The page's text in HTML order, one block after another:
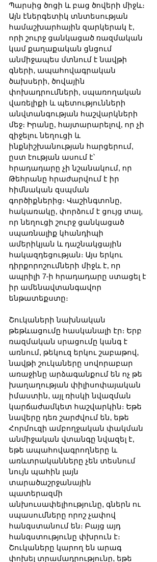
Պարսից ծոցի և բաց ծովերի միջև։
Այն էներգետիկ տնտեսության
համաշխարհային զարկերակ է,
որի շուրջ ցանկացած ռազմական
կամ քաղաքական ցնցում
անմիջապես մտնում է նավթի
գների, ապահովագրական
ծախսերի, ծովային
փոխադրումների, սպառողական
վառելիքի և պետությունների
անվտանգության հաշվարկների
մեջ։ Իրանը, հայտարարելով, որ չի
զիջելու նեղուցի և
ինքնիշխանության հարցերում,
ըստ էության ասում է՝
հրադադարը չի նշանակում, որ
Թեհրանը հրաժարվում է իր
հիմնական զսպման
գործիքներից։ Վաշինգտոնը,
հակառակը, փորձում է ցույց տալ,
որ նեղուցի շուրջ ցանկացած
սպառնալիք կհանդիպի
ամերիկյան և դաշնակցային
հակազդեցության։ Այս երկու
դիրքորոշումների միջև է, որ
ապրիլի 7-ի հրադադարը ստացել է
իր ամենավտանգավոր
ենթատեքստը։
Շուկաների նախնական
թեթևացումը հասկանալի էր։ Երբ
ռազմական սրացումը կանգ է
առնում, թեկուզ երկու շաբաթով,
նավթի շուկաները սովորաբար
առաջինը արձագանքում են ոչ թե
խաղաղության փիլիսոփայական
իմաստին, այլ ռիսկի նվազման
կարճաժամկետ հաշվարկին։ Եթե
նավերը դեռ շարժվում են, եթե
Հորմուզի ամբողջական փակման
անմիջական վտանգը նվազել է,
եթե ապահովագրողները և
առևտրականները չեն տեսնում
նույն պահին լայն
տարածաշրջանային
պատերազմի
անխուսափելիությունը, գներն ու
սպասումները որոշ չափով
հանգստանում են։ Բայց այդ
հանգստությունը փխրուն է։
Շուկաները կարող են արագ
փոխել տրամադրությունը, եթե